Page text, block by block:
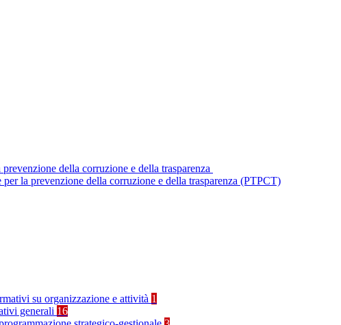
della corruzione e della trasparenza
per la prevenzione della corruzione e della trasparenza (PTPCT)
su organizzazione e attività 1
generali 16